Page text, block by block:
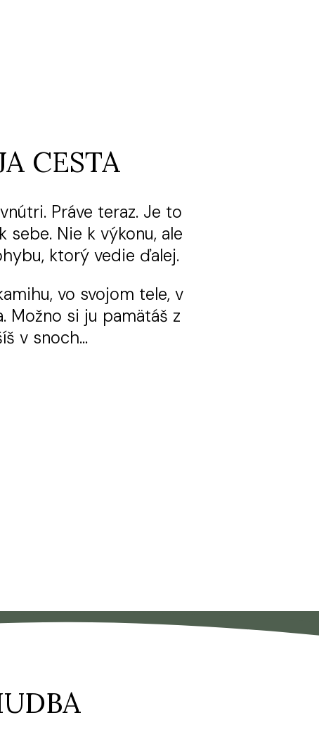
CESTA
Práve teraz. Je to
sebe. Nie k výkonu, ale
ktorý vedie ďalej.
vo svojom tele, v
Možno si ju pamätáš z
v snoch…